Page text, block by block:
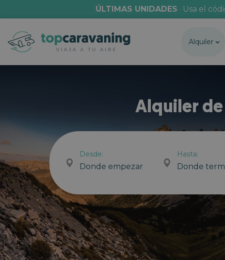
ÚLTIMAS UNIDADES · Usa el
Alquiler
Alquiler de
Desde:
Donde empezar
Hasta:
Donde